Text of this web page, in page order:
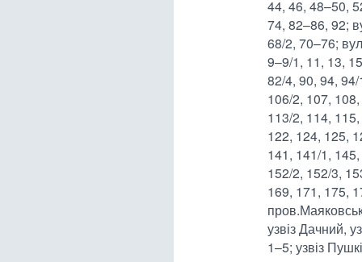
44, 46, 48–50,
74, 82–86, 92;
68/2, 70–76;
9–9/1, 11, 13,
82/4, 90, 94,
106/2, 107,
113/2, 114,
122, 124, 125,
141, 141/1,
152/2, 152/3,
169, 171, 175,
узвіз Дачний,
1–5; узвіз